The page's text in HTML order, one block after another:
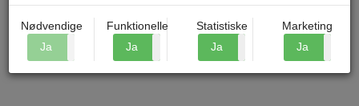
Nødvendige
Ja
Funktionelle
Ja
Statistiske
Ja
Marketing
Ja